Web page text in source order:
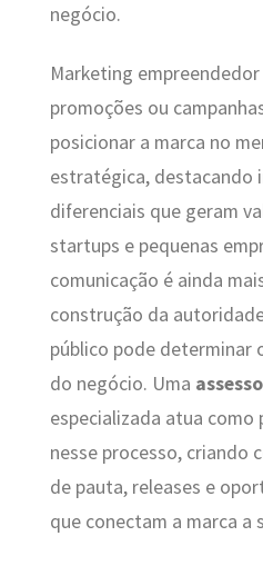
negócio.
Marketing
promoções ou
posicionar a marca no
estratégica, destacando
diferenciais que geram
startups e pequenas
comunicação é ainda
construção da
público pode determinar
do negócio. Uma
especializada atua
nesse processo, criando
de pauta, releases e
que conectam a marca a